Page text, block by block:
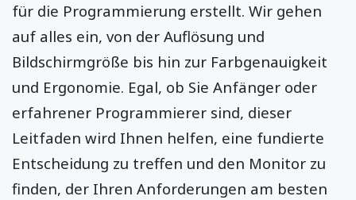
für die Programmierung erstellt. Wir gehen
auf alles ein, von der Auflösung und
Bildschirmgröße bis hin zur Farbgenauigkeit
und Ergonomie. Egal, ob Sie Anfänger oder
erfahrener Programmierer sind, dieser
Leitfaden wird Ihnen helfen, eine fundierte
Entscheidung zu treffen und den Monitor zu
finden, der Ihren Anforderungen am besten